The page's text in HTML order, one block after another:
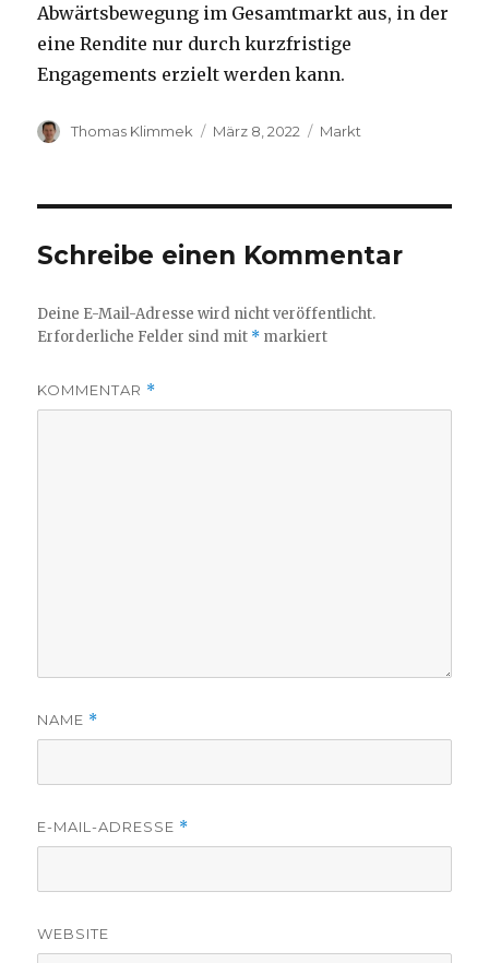
Abwärtsbewegung im Gesamtmarkt aus, in der
eine Rendite nur durch kurzfristige
Engagements erzielt werden kann.
Autor
Thomas Klimmek
Veröffentlicht
März 8, 2022 Kategorien
Markt
Schreibe einen Kommentar
Deine E-Mail-Adresse wird nicht veröffentlicht.
Erforderliche Felder sind mit * markiert
KOMMENTAR *
NAME *
E-MAIL-ADRESSE *
WEBSITE